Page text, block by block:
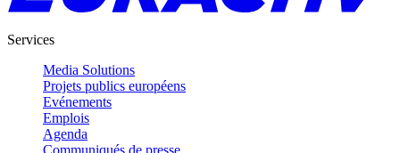
Services
Media Solutions
Projets publics européens
Evénements
Emplois
Agenda
Communiqués de presse